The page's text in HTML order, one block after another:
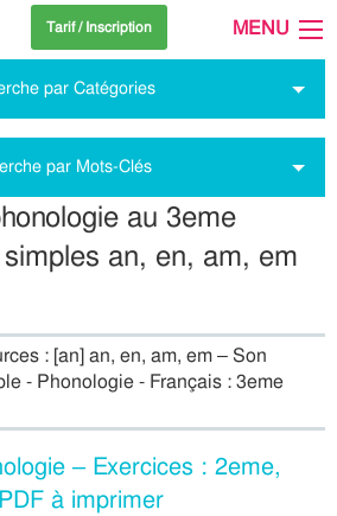
Tarif / Inscription MENU
par Catégories
par Mots-Clés
au 3eme
an, en, am, em
: [an] an, en, am, em – Son
- Phonologie - Français : 3eme
– Exercices : 2eme,
à imprimer